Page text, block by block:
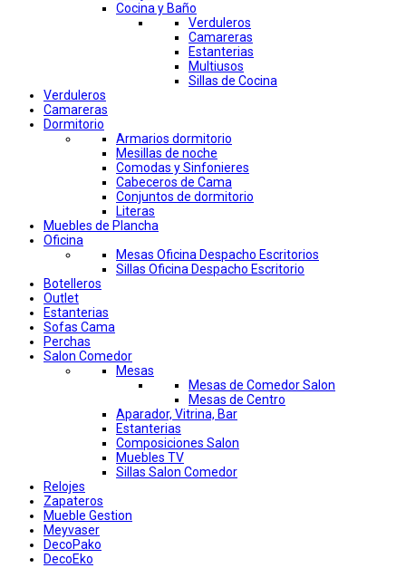
Cocina y Baño
Verduleros
Camareras
Estanterias
Multiusos
Sillas de Cocina
Verduleros
Camareras
Dormitorio
Armarios dormitorio
Mesillas de noche
Comodas y Sinfonieres
Cabeceros de Cama
Conjuntos de dormitorio
Literas
Muebles de Plancha
Oficina
Mesas Oficina Despacho Escritorios
Sillas Oficina Despacho Escritorio
Botelleros
Outlet
Estanterias
Sofas Cama
Perchas
Salon Comedor
Mesas
Mesas de Comedor Salon
Mesas de Centro
Aparador, Vitrina, Bar
Estanterias
Composiciones Salon
Muebles TV
Sillas Salon Comedor
Relojes
Zapateros
Mueble Gestion
Meyvaser
DecoPako
DecoEko